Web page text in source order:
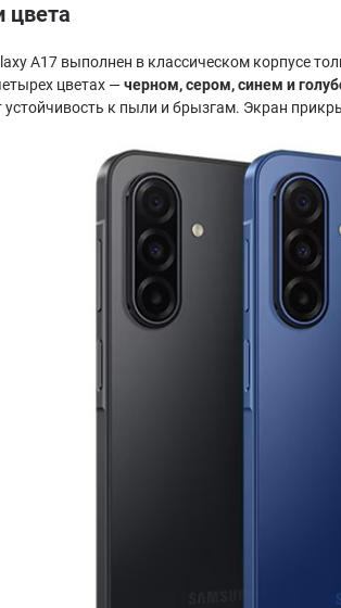
цвета
A17 выполнен в классическом корпусе
цветах —черном, сером, синем и
устойчивость к пыли и брызгам. Экран